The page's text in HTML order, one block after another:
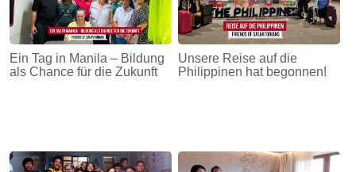
Ein Tag in Manila – Bildung
als Chance für die Zukunft
Unsere Reise auf die
Philippinen hat begonnen!